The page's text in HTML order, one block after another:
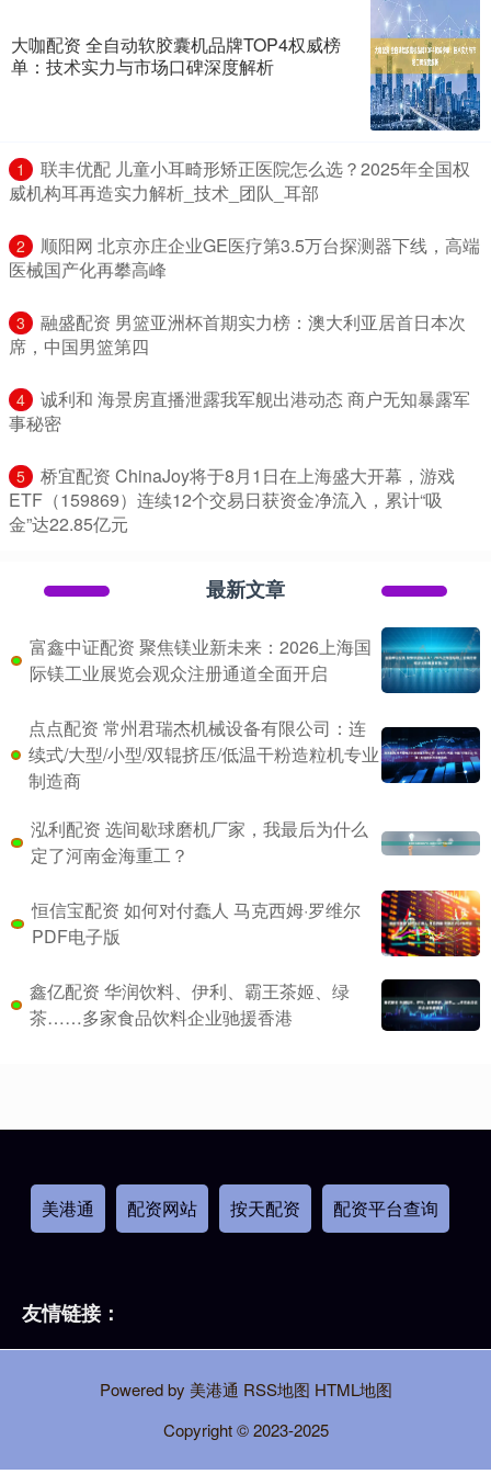
大咖配资 全自动软胶囊机品牌TOP4权威榜
单：技术实力与市场口碑深度解析
1
​联丰优配 儿童小耳畸形矫正医院怎么选？2025年全国权
威机构耳再造实力解析_技术_团队_耳部
2
​顺阳网 北京亦庄企业GE医疗第3.5万台探测器下线，高端
医械国产化再攀高峰
3
​融盛配资 男篮亚洲杯首期实力榜：澳大利亚居首日本次
席，中国男篮第四
4
​诚利和 海景房直播泄露我军舰出港动态 商户无知暴露军
事秘密
5
​桥宜配资 ChinaJoy将于8月1日在上海盛大开幕，游戏
ETF（159869）连续12个交易日获资金净流入，累计“吸
金”达22.85亿元
最新文章
富鑫中证配资 聚焦镁业新未来：2026上海国
际镁工业展览会观众注册通道全面开启
点点配资 常州君瑞杰机械设备有限公司：连
续式/大型/小型/双辊挤压/低温干粉造粒机专业
制造商
泓利配资 选间歇球磨机厂家，我最后为什么
定了河南金海重工？
恒信宝配资 如何对付蠢人 马克西姆·罗维尔
PDF电子版
鑫亿配资 华润饮料、伊利、霸王茶姬、绿
茶……多家食品饮料企业驰援香港
美港通 配资网站 按天配资 配资平台查询
友情链接：
Powered by 美港通 RSS地图 HTML地图
Copyright© 2023-2025